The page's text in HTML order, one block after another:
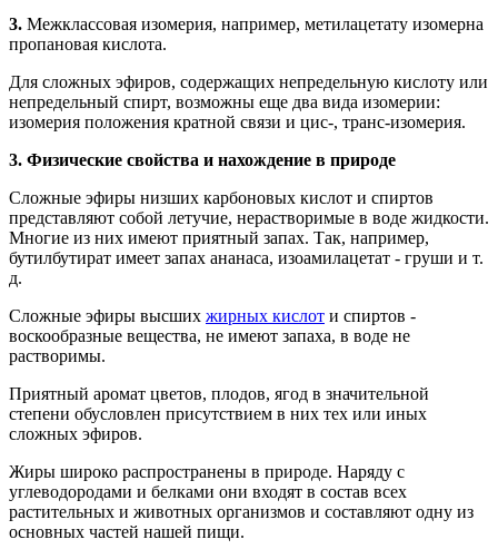
3. Межклассовая изомерия, например, метилацетату изомерна
пропановая кислота.
Для сложных эфиров, содержащих непредельную кислоту или
непредельный спирт, возможны еще два вида изомерии:
изомерия положения кратной связи и цис-, транс-изомерия.
3. Физические свойства и нахождение в природе
Сложные эфиры низших карбоновых кислот и спиртов
представляют собой летучие, нерастворимые в воде жидкости.
Многие из них имеют приятный запах. Так, например,
бутилбутират имеет запах ананаса, изоамилацетат - груши и т.
д.
Сложные эфиры высших жирных кислот и спиртов -
воскообразные вещества, не имеют запаха, в воде не
растворимы.
Приятный аромат цветов, плодов, ягод в значительной
степени обусловлен присутствием в них тех или иных
сложных эфиров.
Жиры широко распространены в природе. Наряду с
углеводородами и белками они входят в состав всех
растительных и животных организмов и составляют одну из
основных частей нашей пищи.